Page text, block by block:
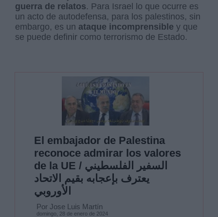
guerra de relatos. Para Israel lo que ocurre es
un acto de autodefensa, para los palestinos, sin
embargo, es un ataque incomprensible y que
se puede definir como terrorismo de Estado.
El embajador de Palestina
reconoce admirar los valores
de la UE / السفير الفلسطيني
يعترف بإعجابه بقيم الاتحاد
الأوروبي
Por Jose Luis Martín
domingo, 28 de enero de 2024